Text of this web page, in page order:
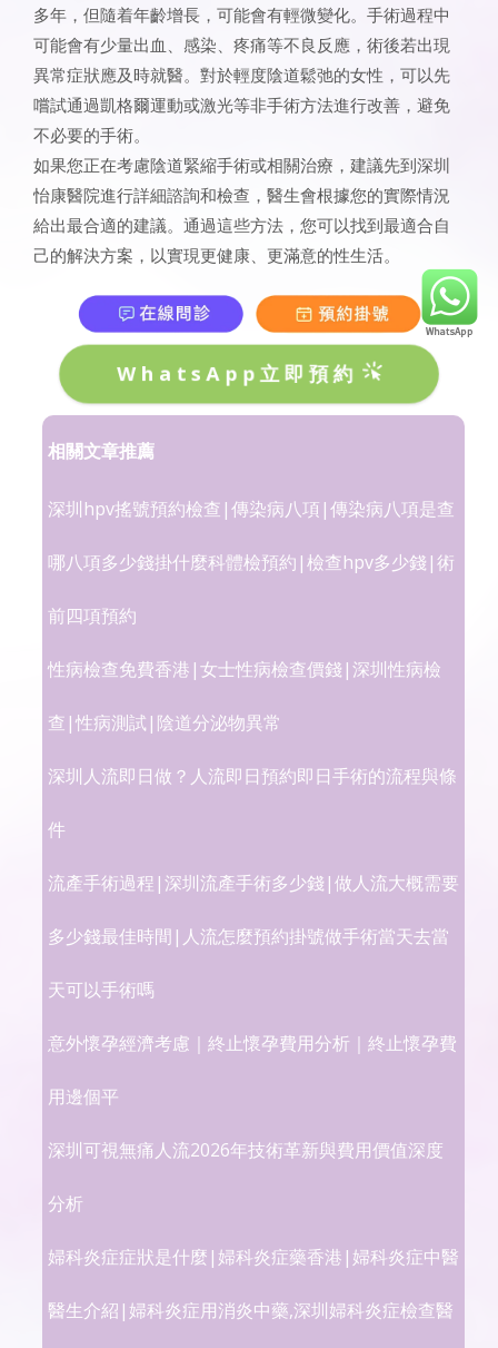
多年，但隨着年齡增長，可能會有輕微變化。手術過程中
可能會有少量出血、感染、疼痛等不良反應，術後若出現
異常症狀應及時就醫。對於輕度陰道鬆弛的女性，可以先
嚐試通過凱格爾運動或激光等非手術方法進行改善，避免
不必要的手術。
如果您正在考慮陰道緊縮手術或相關治療，建議先到深圳
怡康醫院進行詳細諮詢和檢查，醫生會根據您的實際情況
給出最合適的建議。通過這些方法，您可以找到最適合自
己的解決方案，以實現更健康、更滿意的性生活。
WhatsApp立即預約
相關文章推薦
深圳hpv搖號預約檢查|傳染病八項|傳染病八項是查
哪八項多少錢掛什麼科體檢預約|檢查hpv多少錢|術
前四項預約
性病檢查免費香港|女士性病檢查價錢|深圳性病檢
查|性病測試|陰道分泌物異常
深圳人流即日做？人流即日預約即日手術的流程與條
件
流產手術過程|深圳流產手術多少錢|做人流大概需要
多少錢最佳時間|人流怎麼預約掛號做手術當天去當
天可以手術嗎
意外懷孕經濟考慮｜終止懷孕費用分析｜終止懷孕費
用邊個平
深圳可視無痛人流2026年技術革新與費用價值深度
分析
婦科炎症症狀是什麼|婦科炎症藥香港|婦科炎症中醫
醫生介紹|婦科炎症用消炎中藥,深圳婦科炎症檢查醫